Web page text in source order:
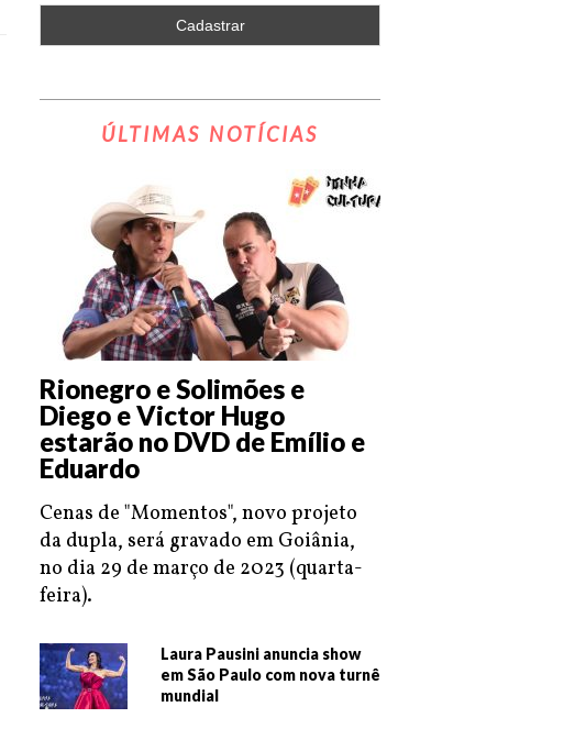
ÚLTIMAS NOTÍCIAS
Rionegro e Solimões e
Diego e Victor Hugo
estarão no DVD de Emílio e
Eduardo
Cenas de "Momentos", novo projeto
da dupla, será gravado em Goiânia,
no dia 29 de março de 2023 (quarta-
feira).
Laura Pausini anuncia show
em São Paulo com nova turnê
mundial